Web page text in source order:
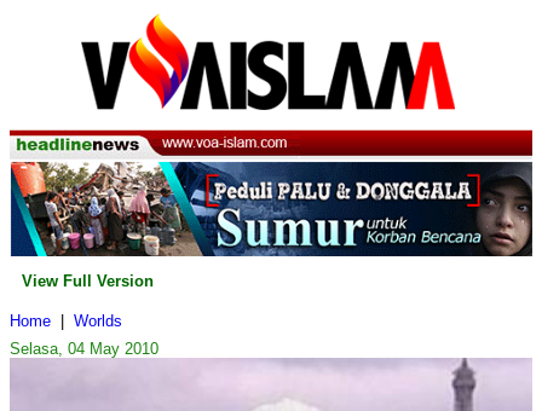
View Full Version
Home
Worlds
Selasa, 04 May 2010